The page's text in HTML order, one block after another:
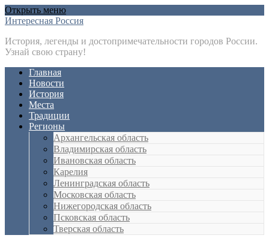
Открыть меню
Интересная Россия
История, легенды и достопримечательности городов России.
Узнай свою страну!
Главная
Новости
История
Места
Традиции
Регионы
Архангельская область
Владимирская область
Ивановская область
Карелия
Ленинградская область
Московская область
Нижегородская область
Псковская область
Тверская область